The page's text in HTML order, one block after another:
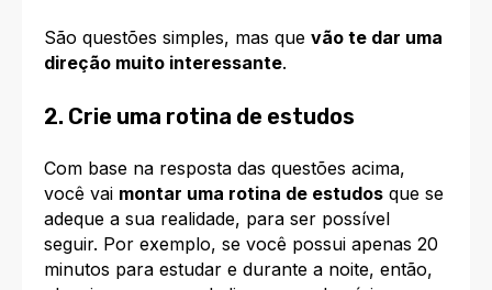
São questões simples, mas que vão te dar uma
direção muito interessante.
2. Crie uma rotina de estudos
Com base na resposta das questões acima,
você vai montar uma rotina de estudos que se
adeque a sua realidade, para ser possível
seguir. Por exemplo, se você possui apenas 20
minutos para estudar e durante a noite, então,